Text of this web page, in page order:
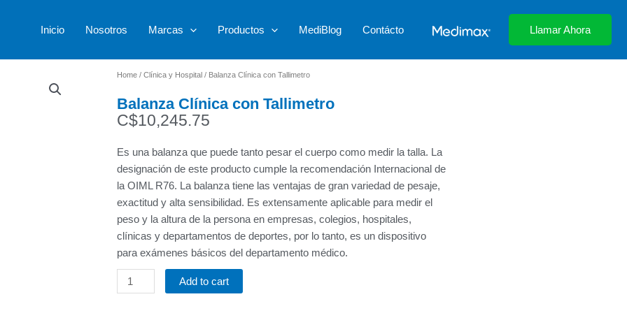
Inicio Nosotros Marcas Productos MediBlog Contácto Llamar Ahora
Home/ Clínica y Hospital/ Balanza Clínica con Tallimetro
Balanza Clínica con Tallimetro
C$10,245.75
Es una balanza que puede tanto pesar el cuerpo como medir la talla. La
designación de este producto cumple la recomendación Internacional de
la OIML R76. La balanza tiene las ventajas de gran variedad de pesaje,
exactitud y alta sensibilidad. Es extensamente aplicable para medir el
peso y la altura de la persona en empresas, colegios, hospitales,
clínicas y departamentos de deportes, por lo tanto, es un dispositivo
para exámenes básicos del departamento médico.
Balanza
Add to cart